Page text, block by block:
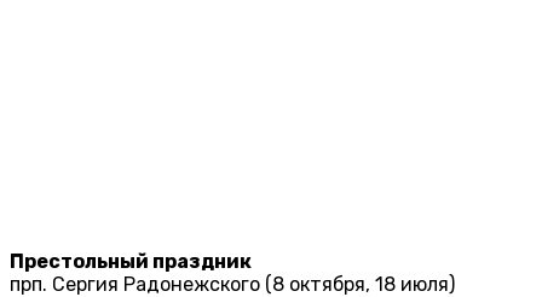
Престольный праздник
прп. Сергия Радонежского (8 октября, 18 июля)